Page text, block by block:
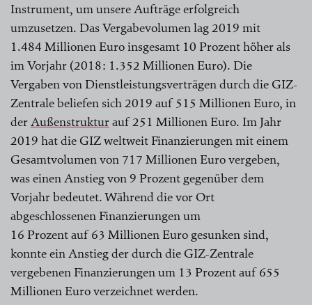
Instrument, um unsere Aufträge erfolgreich
umzusetzen. Das Vergabe­volumen lag 2019 mit
1.484 Millionen Euro insgesamt 10 Prozent höher als
im Vorjahr (2018: 1.352 Millionen Euro). Die
Vergaben von Dienstleistungsverträgen durch die GIZ-
Zentrale beliefen sich 2019 auf 515 Millionen Euro, in
derAußenstrukturauf 251 ­Millionen Euro. Im Jahr
2019 hat die GIZ weltweit Finanzierungen mit einem
Gesamt­volumen von 717 Millionen Euro vergeben,
was einen ­Anstieg von 9 Prozent gegenüber dem
Vorjahr bedeutet. Während die vor Ort
abgeschlossenen Finanzierungen um
16 Prozent auf 63 Millionen Euro gesunken sind,
konnte ein Anstieg der durch die GIZ-Zentrale
vergebenen Finanzierungen um 13 Prozent auf 655
Millionen Euro verzeichnet werden.